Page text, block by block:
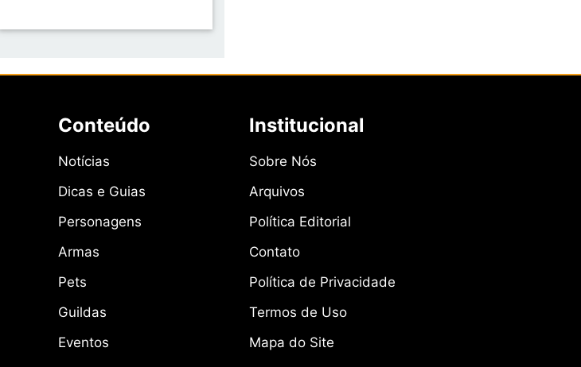
Conteúdo
Notícias
Dicas e Guias
Personagens
Armas
Pets
Guildas
Eventos
Institucional
Sobre Nós
Arquivos
Política Editorial
Contato
Política de Privacidade
Termos de Uso
Mapa do Site